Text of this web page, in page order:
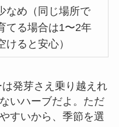
なめ（同じ場所で
てる場合は1〜2年
けると安心）
発芽さえ乗り越えれ
いハーブだよ。ただ
すいから、季節を選